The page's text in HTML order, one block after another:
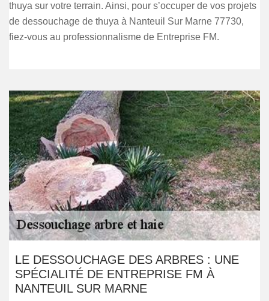
thuya sur votre terrain. Ainsi, pour s’occuper de vos projets
de dessouchage de thuya à Nanteuil Sur Marne 77730,
fiez-vous au professionnalisme de Entreprise FM.
LE DESSOUCHAGE DES ARBRES : UNE
SPÉCIALITÉ DE ENTREPRISE FM À
NANTEUIL SUR MARNE